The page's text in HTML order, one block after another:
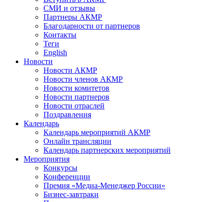
СМИ и отзывы
Партнеры АКМР
Благодарности от партнеров
Контакты
Теги
English
Новости
Новости АКМР
Новости членов АКМР
Новости комитетов
Новости партнеров
Новости отраслей
Поздравления
Календарь
Календарь мероприятий АКМР
Онлайн трансляции
Календарь партнерских мероприятий
Мероприятия
Конкурсы
Конференции
Премия «Медиа-Менеджер России»
Бизнес-завтраки